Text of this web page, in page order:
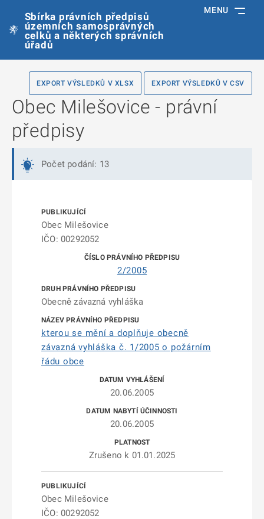
Sbírka právních předpisů
územních samosprávných
celků a některých správních
úřadů
MENU
EXPORT VÝSLEDKŮ V XLSX EXPORT VÝSLEDKŮ V CSV
Obec Milešovice - právní
předpisy
Počet podání: 13
Obec Milešovice
IČO: 00292052
2/2005
Obecně závazná vyhláška
kterou se mění a doplňuje obecně
závazná vyhláška č. 1/2005 o požárním
řádu obce
20.06.2005
20.06.2005
Zrušeno k 01.01.2025
Obec Milešovice
IČO: 00292052